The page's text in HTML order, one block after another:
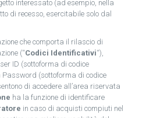
interessato (ad esempio, nella
di recesso, esercitabile solo dal
che comporta il rilascio di
(“Codici Identificativi“),
ID (sottoforma di codice
(sottoforma di codice
di accedere all’area riservata
ha la funzione di identificare
in caso di acquisti compiuti nel